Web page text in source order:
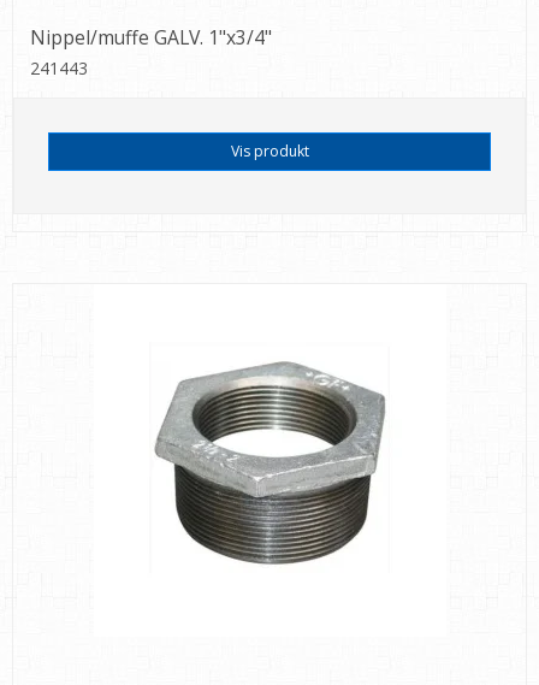
Nippel/muffe GALV. 1"x3/4"
241443
Vis produkt